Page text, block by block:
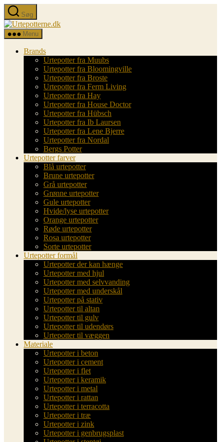
Spring
til
indholdet
Søg
Urtepotterne.dk
Menu
Brands
Urtepotter fra Muubs
Urtepotter fra Bloomingville
Urtepotter fra Broste
Urtepotter fra Ferm Living
Urtepotter fra Hay
Urtepotter fra House Doctor
Urtepotter fra Hübsch
Urtepotter fra Ib Laursen
Urtepotter fra Lene Bjerre
Urtepotter fra Nordal
Bergs Potter
Urtepotter farver
Blå urtepotter
Brune urtepotter
Grå urtepotter
Grønne urtepotter
Gule urtepotter
Hvide/lyse urtepotter
Orange urtepotter
Røde urtepotter
Rosa urtepotter
Sorte urtepotter
Urtepotter formål
Urtepotter der kan hænge
Urtepotter med hjul
Urtepotter med selvvanding
Urtepotter med underskål
Urtepotter på stativ
Urtepotter til altan
Urtepotter til gulv
Urtepotter til udendørs
Urtepotter til væggen
Materiale
Urtepotter i beton
Urtepotter i cement
Urtepotter i flet
Urtepotter i keramik
Urtepotter i metal
Urtepotter i rattan
Urtepotter i terracotta
Urtepotter i træ
Urtepotter i zink
Urtepotter i genbrugsplast